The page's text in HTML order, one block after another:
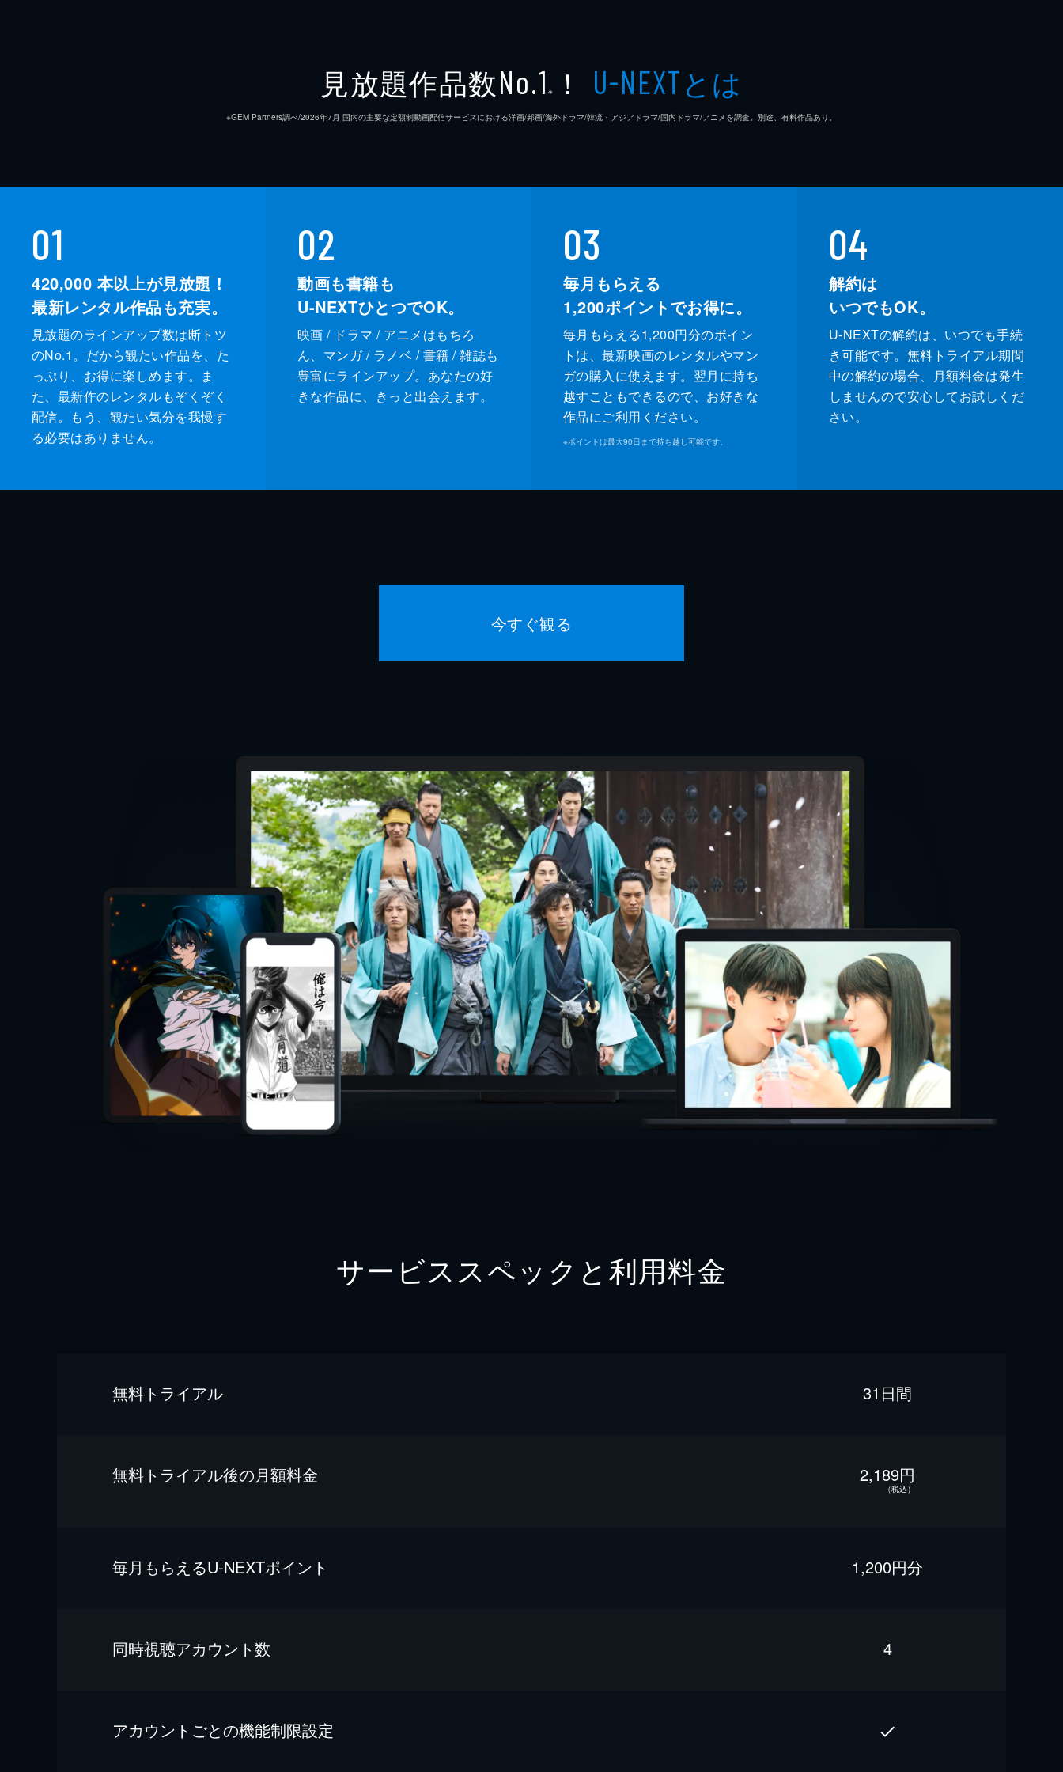
見放題作品数No.1 ※ ！ U-NEXTとは
※GEM Partners調べ/2026年7⽉ 国内の主要な定額制動画配信サービスにおける洋画/邦画/海外ドラマ/韓流・アジアドラマ/国内ドラマ/アニメを調査。別途、有料作品あり。
01
420,000 本以上が見放題！
最新レンタル作品も充実。
見放題のラインアップ数は断トツ
のNo.1。だから観たい作品を、た
っぷり、お得に楽しめます。ま
た、最新作のレンタルもぞくぞく
配信。もう、観たい気分を我慢す
る必要はありません。
02
動画も書籍も
U-NEXTひとつでOK。
映画 / ドラマ / アニメはもちろ
ん、マンガ / ラノベ / 書籍 / 雑誌も
豊富にラインアップ。あなたの好
きな作品に、きっと出会えます。
03
毎月もらえる
1,200ポイントでお得に。
毎月もらえる1,200円分のポイン
トは、最新映画のレンタルやマン
ガの購入に使えます。翌月に持ち
越すこともできるので、お好きな
作品にご利用ください。
※ポイントは最大90日まで持ち越し可能です。
04
解約は
いつでもOK。
U-NEXTの解約は、いつでも手続
き可能です。無料トライアル期間
中の解約の場合、月額料金は発生
しませんので安心してお試しくだ
さい。
今すぐ観る
サービススペックと利用料金
無料トライアル 31日間
無料トライアル後の⽉額料金 2,189円
（税込）
毎⽉もらえるU-NEXTポイント 1,200円分
同時視聴アカウント数 4
アカウントごとの機能制限設定